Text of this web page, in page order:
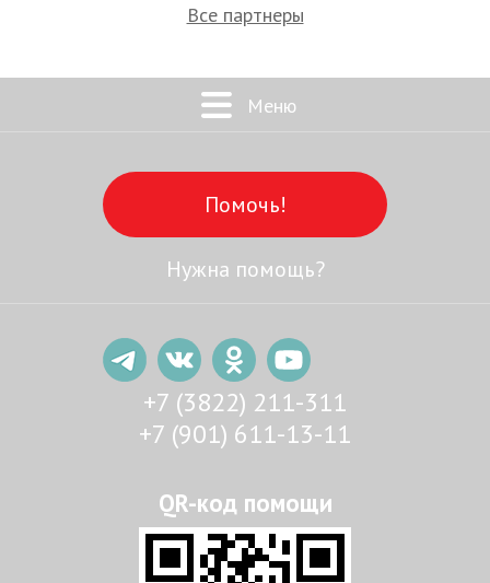
Все партнеры
Меню
Помочь!
Нужна помощь?
+7 (3822) 211-311
+7 (901) 611-13-11